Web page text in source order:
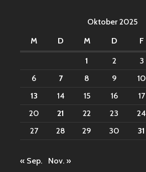
Oktober 2025
M
D M D F
1 2 3
6
7 8 9 10
13
14 15 16 17
20
21 22 23 24
27
28 29 30 31
« Sep. Nov. »